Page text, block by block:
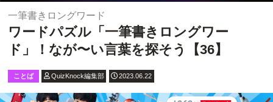
一筆書きロングワード
ワードパズル「一筆書きロングワー
ド」！なが〜い言葉を探そう【36】
ことば QuizKnock編集部 2023.06.22